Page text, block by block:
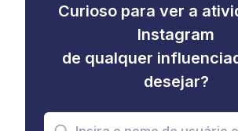
Curioso para ver a
Instagram
de qualquer
desejar?